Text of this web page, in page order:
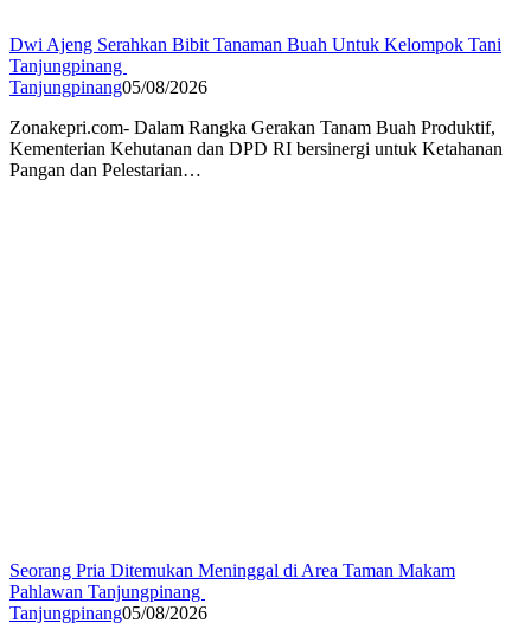
Dwi Ajeng Serahkan Bibit Tanaman Buah Untuk Kelompok Tani
Tanjungpinang
Tanjungpinang05/08/2026
Zonakepri.com- Dalam Rangka Gerakan Tanam Buah Produktif,
Kementerian Kehutanan dan DPD RI bersinergi untuk Ketahanan
Pangan dan Pelestarian…
Seorang Pria Ditemukan Meninggal di Area Taman Makam
Pahlawan Tanjungpinang
Tanjungpinang05/08/2026